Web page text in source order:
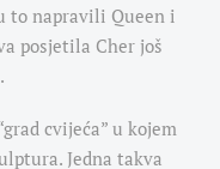
to napravili Queen i
posjetila Cher još
cvijeća” u kojem
Jedna takva